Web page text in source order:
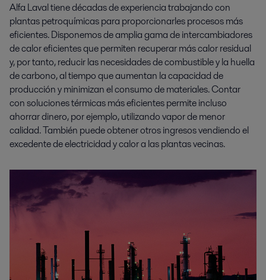
Alfa Laval tiene décadas de experiencia trabajando con
plantas petroquímicas para proporcionarles procesos más
eficientes. Disponemos de amplia gama de intercambiadores
de calor eficientes que permiten recuperar más calor residual
y, por tanto, reducir las necesidades de combustible y la huella
de carbono, al tiempo que aumentan la capacidad de
producción y minimizan el consumo de materiales. Contar
con soluciones térmicas más eficientes permite incluso
ahorrar dinero, por ejemplo, utilizando vapor de menor
calidad. También puede obtener otros ingresos vendiendo el
excedente de electricidad y calor a las plantas vecinas.